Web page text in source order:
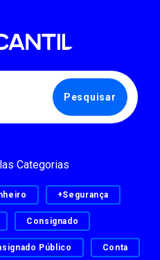
Categorias
+Segurança
Consignado
Público Conta